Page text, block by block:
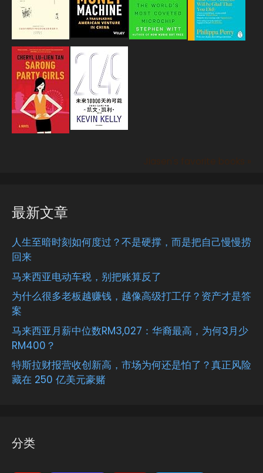
最新文章
人生至暗时刻如何度过？不是硬撑，而是把自己慢慢捞
回来
马来西亚电动车税，别把账算反了
为什么很多老板越赚钱，越像高级打工仔？资产才是答
案
马来西亚月薪中位数RM3,027：华裔最高，为何3月少
RM400？
特斯拉财报营收创新高，市场为何还是怕了？真正风险
藏在 250 亿美元豪赌
分类